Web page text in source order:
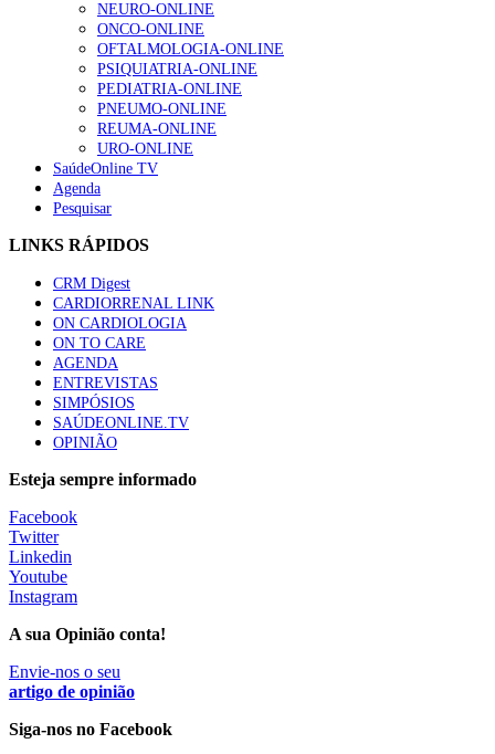
Quase quatro em cada dez doentes com enfarte
apresentavam níveis elevados de Lp(a), revela estudo
86 visualizações
“Os programas de rastreio do cancro do pulmão são
custo-efetivos e representam um investimento
sustentável para os sistemas de saúde”
66 visualizações
Trodelvy aprovado para primeira linha no cancro da
mama triplo negativo metastático em doentes não
elegíveis para inibidores PD-(L)1
61 visualizações
Especialistas defendem mais potássio na alimentação
para ajudar a controlar a hipertensão
57 visualizações
MAIS NOTÍCIAS
NEURO-ONLINE
ONCO-ONLINE
OFTALMOLOGIA-ONLINE
PSIQUIATRIA-ONLINE
PEDIATRIA-ONLINE
PNEUMO-ONLINE
REUMA-ONLINE
URO-ONLINE
SaúdeOnline TV
Agenda
Pesquisar
LINKS RÁPIDOS
CRM Digest
CARDIORRENAL LINK
ON CARDIOLOGIA
ON TO CARE
AGENDA
ENTREVISTAS
SIMPÓSIOS
SAÚDEONLINE.TV
OPINIÃO
Esteja sempre informado
Facebook
Twitter
Linkedin
Youtube
Instagram
A sua Opinião conta!
Envie-nos o seu
artigo de opinião
Siga-nos no Facebook